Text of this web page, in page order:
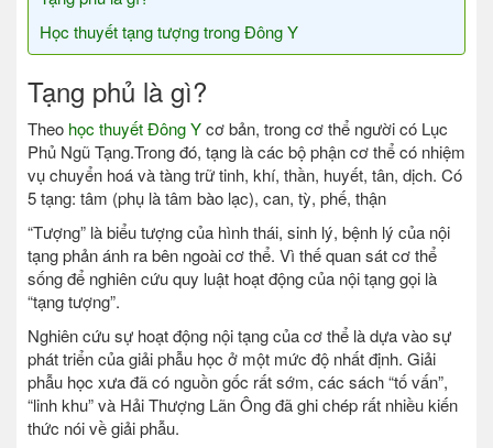
Học thuyết tạng tượng trong Đông Y
Tạng phủ là gì?
Theo học thuyết Đông Ycơ bản, trong cơ thể người có Lục
Phủ Ngũ Tạng.Trong đó, tạng là các bộ phận cơ thể có nhiệm
vụ chuyển hoá và tàng trữ tinh, khí, thần, huyết, tân, dịch. Có
5 tạng: tâm (phụ là tâm bào lạc), can, tỳ, phế, thận
“Tượng” là biểu tượng của hình thái, sinh lý, bệnh lý của nội
tạng phản ánh ra bên ngoài cơ thể. Vì thế quan sát cơ thể
sống để nghiên cứu quy luật hoạt động của nội tạng gọi là
“tạng tượng”.
Nghiên cứu sự hoạt động nội tạng của cơ thể là dựa vào sự
phát triển của giải phẫu học ở một mức độ nhất định. Giải
phẫu học xưa đã có nguồn gốc rất sớm, các sách “tố vấn”,
“linh khu” và Hải Thượng Lãn Ông đã ghi chép rất nhiều kiến
thức nói về giải phẫu.